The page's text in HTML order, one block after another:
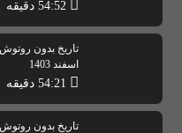
اسفند 1403
تاریخ بدون